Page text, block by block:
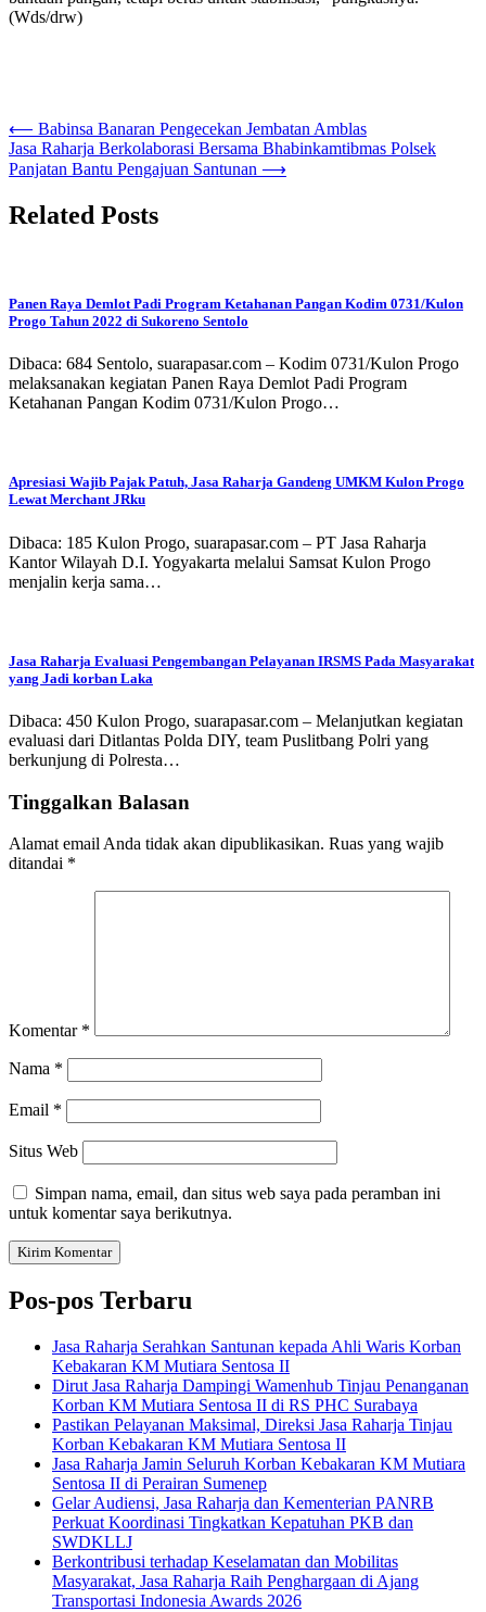
(Wds/drw)
Navigasi
pos
⟵ Babinsa Banaran Pengecekan Jembatan Amblas
Jasa Raharja Berkolaborasi Bersama Bhabinkamtibmas Polsek
Panjatan Bantu Pengajuan Santunan ⟶
Related Posts
Panen Raya Demlot Padi Program Ketahanan Pangan Kodim 0731/Kulon
Progo Tahun 2022 di Sukoreno Sentolo
Dibaca: 684 Sentolo, suarapasar.com – Kodim 0731/Kulon Progo
melaksanakan kegiatan Panen Raya Demlot Padi Program
Ketahanan Pangan Kodim 0731/Kulon Progo…
Apresiasi Wajib Pajak Patuh, Jasa Raharja Gandeng UMKM Kulon Progo
Lewat Merchant JRku
Dibaca: 185 Kulon Progo, suarapasar.com – PT Jasa Raharja
Kantor Wilayah D.I. Yogyakarta melalui Samsat Kulon Progo
menjalin kerja sama…
Jasa Raharja Evaluasi Pengembangan Pelayanan IRSMS Pada Masyarakat
yang Jadi korban Laka
Dibaca: 450 Kulon Progo, suarapasar.com – Melanjutkan kegiatan
evaluasi dari Ditlantas Polda DIY, team Puslitbang Polri yang
berkunjung di Polresta…
Tinggalkan Balasan
Alamat email Anda tidak akan dipublikasikan. Ruas yang wajib
ditandai *
Komentar *
Nama *
Email *
Situs Web
Simpan nama, email, dan situs web saya pada peramban ini
untuk komentar saya berikutnya.
Pos-pos Terbaru
Jasa Raharja Serahkan Santunan kepada Ahli Waris Korban
Kebakaran KM Mutiara Sentosa II
Dirut Jasa Raharja Dampingi Wamenhub Tinjau Penanganan
Korban KM Mutiara Sentosa II di RS PHC Surabaya
Pastikan Pelayanan Maksimal, Direksi Jasa Raharja Tinjau
Korban Kebakaran KM Mutiara Sentosa II
Jasa Raharja Jamin Seluruh Korban Kebakaran KM Mutiara
Sentosa II di Perairan Sumenep
Gelar Audiensi, Jasa Raharja dan Kementerian PANRB
Perkuat Koordinasi Tingkatkan Kepatuhan PKB dan
SWDKLLJ
Berkontribusi terhadap Keselamatan dan Mobilitas
Masyarakat, Jasa Raharja Raih Penghargaan di Ajang
Transportasi Indonesia Awards 2026